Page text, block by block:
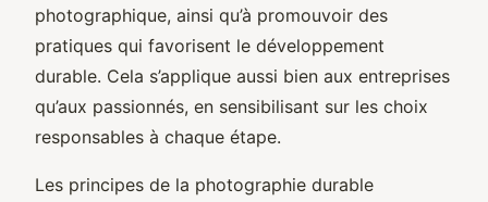
photographique, ainsi qu’à promouvoir des
pratiques qui favorisent le développement
durable. Cela s’applique aussi bien aux entreprises
qu’aux passionnés, en sensibilisant sur les choix
responsables à chaque étape.
Les principes de la photographie durable